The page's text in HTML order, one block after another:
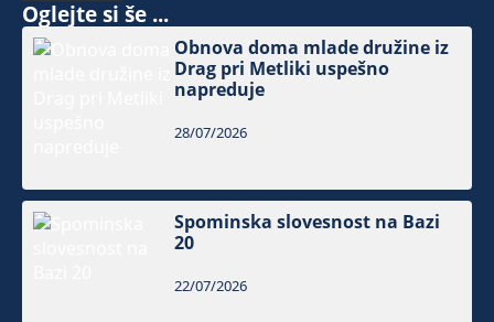
Oglejte si še ...
Obnova doma mlade družine iz
Drag pri Metliki uspešno
napreduje
28/07/2026
Spominska slovesnost na Bazi
20
22/07/2026